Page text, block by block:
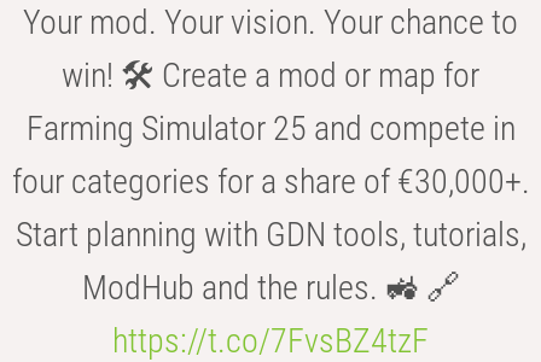
Your mod. Your vision. Your chance to
win! 🛠️ Create a mod or map for
Farming Simulator 25 and compete in
four categories for a share of €30,000+.
Start planning with GDN tools, tutorials,
ModHub and the rules. 🚜 🔗
https://t.co/7FvsBZ4tzF